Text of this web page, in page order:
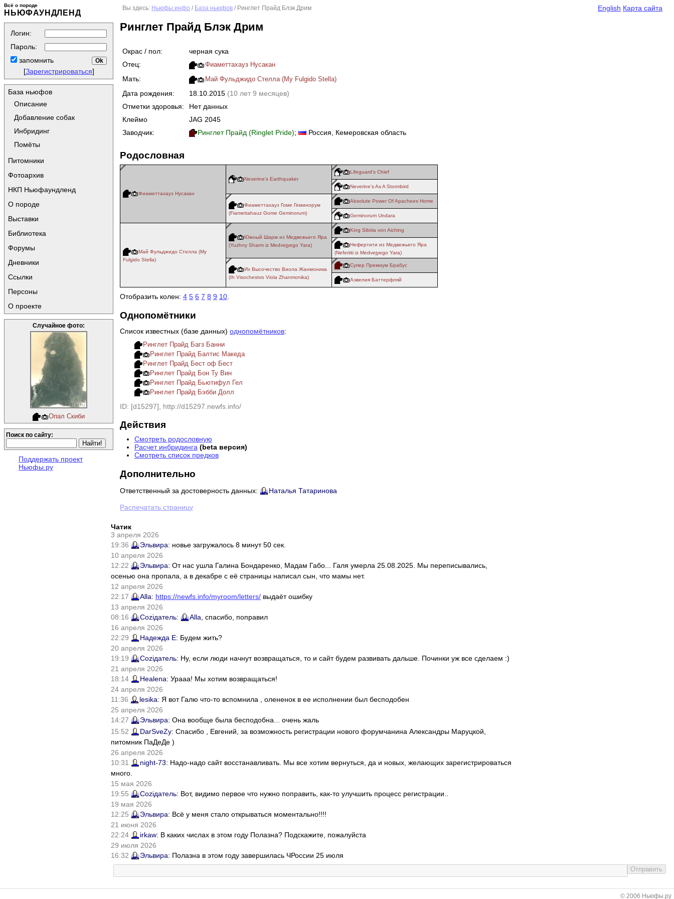
Всё о породе
НЬЮФАУНДЛЕНД
Логин:
Пароль:
запомнить
[Зарегистрироваться]
База ньюфов
Описание
Добавление собак
Инбридинг
Помёты
Питомники
Фотоархив
НКП Ньюфаундленд
О породе
Выставки
Библиотека
Форумы
Дневники
Ссылки
Персоны
О проекте
Случайное фото:
Опал Скиби
Поиск по сайту:
Поддержать проект
Ньюфы.ру
English Карта сайта
Вы здесь: Ньюфы.инфо / База ньюфов / Ринглет Прайд Блэк Дрим
Ринглет Прайд Блэк Дрим
Окрас / пол:
черная сука
Отец:
Фиаметтахауз Нусакан
Мать: Май Фульджидо Стелла (My Fulgido Stella)
Дата рождения: 18.10.2015 (10 лет 9 месяцев)
Отметки здоровья:
Нет данных
Клеймо
JAG 2045
Заводчик:
Ринглет Прайд (Ringlet Pride); Россия, Кемеровская область
Родословная
Фиаметтахауз Нусакан
Neverine's Earthquaker
Lifeguard's Chief
Neverine's As A Stormbird
Фиаметтахауз Гоме Геминорум
(Fiamettahauz Gome Geminorum)
Absolute Power Of Apachees Home
Geminorum Undara
Май Фульджидо Стелла (My
Fulgido Stella)
Южный Шарм из Медвежьего Яра
(Yuzhny Sharm iz Medvejyego Yara)
King Sibiria von Aiching
Нефертити из Медвежьего Яра
(Nefertiti iz Medvejyego Yara)
Их Высочество Виола Жанмоника
(Ih Visochestvo Viola Zhanmonika)
Супер Премиум Брабус
Аэвелия Баттерфляй
Отобразить колен: 4 5 6 7 8 9 10.
Однопомётники
Список известных (базе данных) однопомётников:
Ринглет Прайд Багз Банни
Ринглет Прайд Балтис Македа
Ринглет Прайд Бест оф Бест
Ринглет Прайд Бон Ту Вин
Ринглет Прайд Бьютифул Гел
Ринглет Прайд Бэбби Долл
ID: [d15297], http://d15297.newfs.info/
Действия
Смотреть родословную
Расчет инбридинга (beta версия)
Смотреть список предков
Дополнительно
Ответственный за достоверность данных: Наталья Татаринова
Распечатать страницу
Чатик
3 апреля 2026
19:36
Эльвира: новье загружалось 8 минут 50 сек.
10 апреля 2026
12:22
Эльвира: От нас ушла Галина Бондаренко, Мадам Габо... Галя умерла 25.08.2025. Мы переписывались,
осенью она пропала, а в декабре с её страницы написал сын, что мамы нет.
12 апреля 2026
22:17
Alla: https://newfs.info/myroom/letters/ выдаёт ошибку
13 апреля 2026
08:16
Соziдатель: Alla , спасибо, поправил
16 апреля 2026
22:29
Надежда Е: Будем жить?
20 апреля 2026
19:19
Соziдатель: Ну, если люди начнут возвращаться, то и сайт будем развивать дальше. Починки уж все сделаем :)
21 апреля 2026
18:14
Healena: Урааа! Мы хотим возвращаться!
24 апреля 2026
11:36
lesika: Я вот Галю что-то вспомнила , олененок в ее исполнении был бесподобен
25 апреля 2026
14:27
Эльвира: Она вообще была бесподобна... очень жаль
15:52
DarSveZy: Спасибо , Евгений, за возможность регистрации нового форумчанина Александры Маруцкой,
питомник ПаДеДе )
26 апреля 2026
10:31
night-73: Надо-надо сайт восстанавливать. Мы все хотим вернуться, да и новых, желающих зарегистрироваться
много.
15 мая 2026
19:55
Соziдатель: Вот, видимо первое что нужно поправить, как-то улучшить процесс регистрации..
19 мая 2026
12:25
Эльвира: Всё у меня стало открываться моментально!!!!
21 июня 2026
22:24
irkaw: В каких числах в этом году Полазна? Подскажите, пожалуйста
29 июля 2026
16:32
Эльвира: Полазна в этом году завершилась ЧРоссии 25 июля
© 2006 Ньюфы.ру